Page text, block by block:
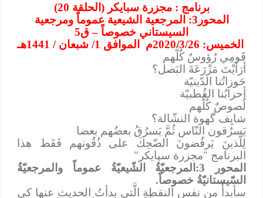
برنامج : مجزرة سبايكر (الحلقة 20)
المحور3: المرجعية الشيعية عموماً ومرجعية
السيستاني خصوصاً – ق5
الخميس: 2020/3/26م
الموافق 1/ شبعان / 1441هـ
قَومِي رُؤوسٌ كُلُّهم
أرَأيْتَ مَزْرَعَةَ البَصل؟
حَوزاتُنا الدّينيّة
أحزابُنا القُطبيّة
لُصوصٌ كُلُّهم
شايِف گهوة النشّالة؟
يَسرُقون النّاس ثُمَّ يَسرُقُ بعضُهم بعضا
لِلّذينَ يَرفُضونَ الضّحِكَ على ذُقُونهم فَقَط هذا
البرنامج "مجزرة سپايكر"
المحور 3:المرجعيّةُ الشّيعيّةُ عموماً والمرجعيّةُ
السّيستانيّةُ خصوصاً.
سأبدأُ من نفس النقطةِ الَّتي بدأتُ الحديث عنها كي